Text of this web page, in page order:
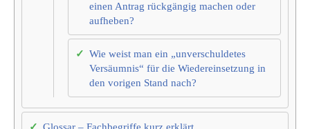
einen Antrag rückgängig machen oder
aufheben?
Wie weist man ein „unverschuldetes
Versäumnis“ für die Wiedereinsetzung in
den vorigen Stand nach?